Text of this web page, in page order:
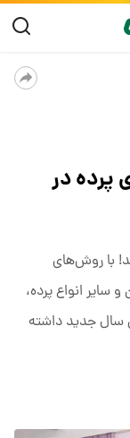
در
با روش‌های
انواع پرده،
سال جدید داشته